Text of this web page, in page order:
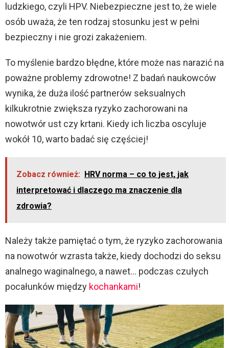
ludzkiego, czyli HPV. Niebezpieczne jest to, że wiele
osób uważa, że ten rodzaj stosunku jest w pełni
bezpieczny i nie grozi zakażeniem.
To myślenie bardzo błędne, które może nas narazić na
poważne problemy zdrowotne! Z badań naukowców
wynika, że duża ilość partnerów seksualnych
kilkukrotnie zwiększa ryzyko zachorowani na
nowotwór ust czy krtani. Kiedy ich liczba oscyluje
wokół 10, warto badać się częściej!
Zobacz również: HRV norma – co to jest, jak
interpretować i dlaczego ma znaczenie dla
zdrowia?
Należy także pamiętać o tym, że ryzyko zachorowania
na nowotwór wzrasta także, kiedy dochodzi do seksu
analnego waginalnego, a nawet… podczas czułych
pocałunków między kochankami!